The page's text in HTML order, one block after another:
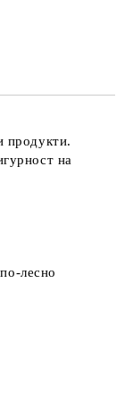
продукти.
на
лесно